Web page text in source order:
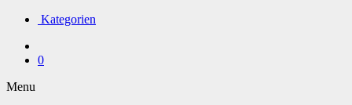
Kategorien
0
Menu